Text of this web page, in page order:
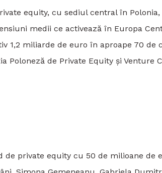
equity, cu sediul central în
medii ce activează în Europa
1,2 miliarde de euro în aproape 70
Poloneză de Private Equity și Venture
de private equity cu 50 de milioane